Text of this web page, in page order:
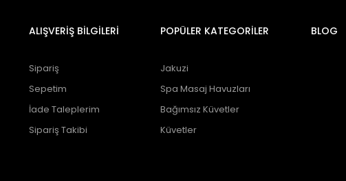
ALIŞVERİŞ BİLGİLERİ
Sipariş
Sepetim
İade Taleplerim
Sipariş Takibi
POPÜLER KATEGORİLER
Jakuzi
Spa Masaj Havuzları
Bağımsız Küvetler
Küvetler
BLOG